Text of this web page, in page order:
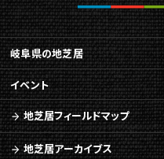
岐阜県の地芝居
イベント
地芝居フィールドマップ
地芝居アーカイブス